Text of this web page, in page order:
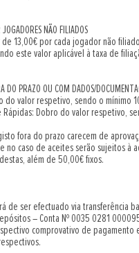
NÃO FILIADOS
de 13,00€ por cada jogador não
este valor aplicável à taxa de
DO PRAZO OU COM DADOS/
do valor respetivo, sendo o mínimo
Rápidas: Dobro do valor respetivo,
fora do prazo carecem de
no caso de aceites serão sujeitos à
além de 50,00€ fixos.
de ser efectuado via transferência
– Conta Nº 0035 0281
comprovativo de pagamento